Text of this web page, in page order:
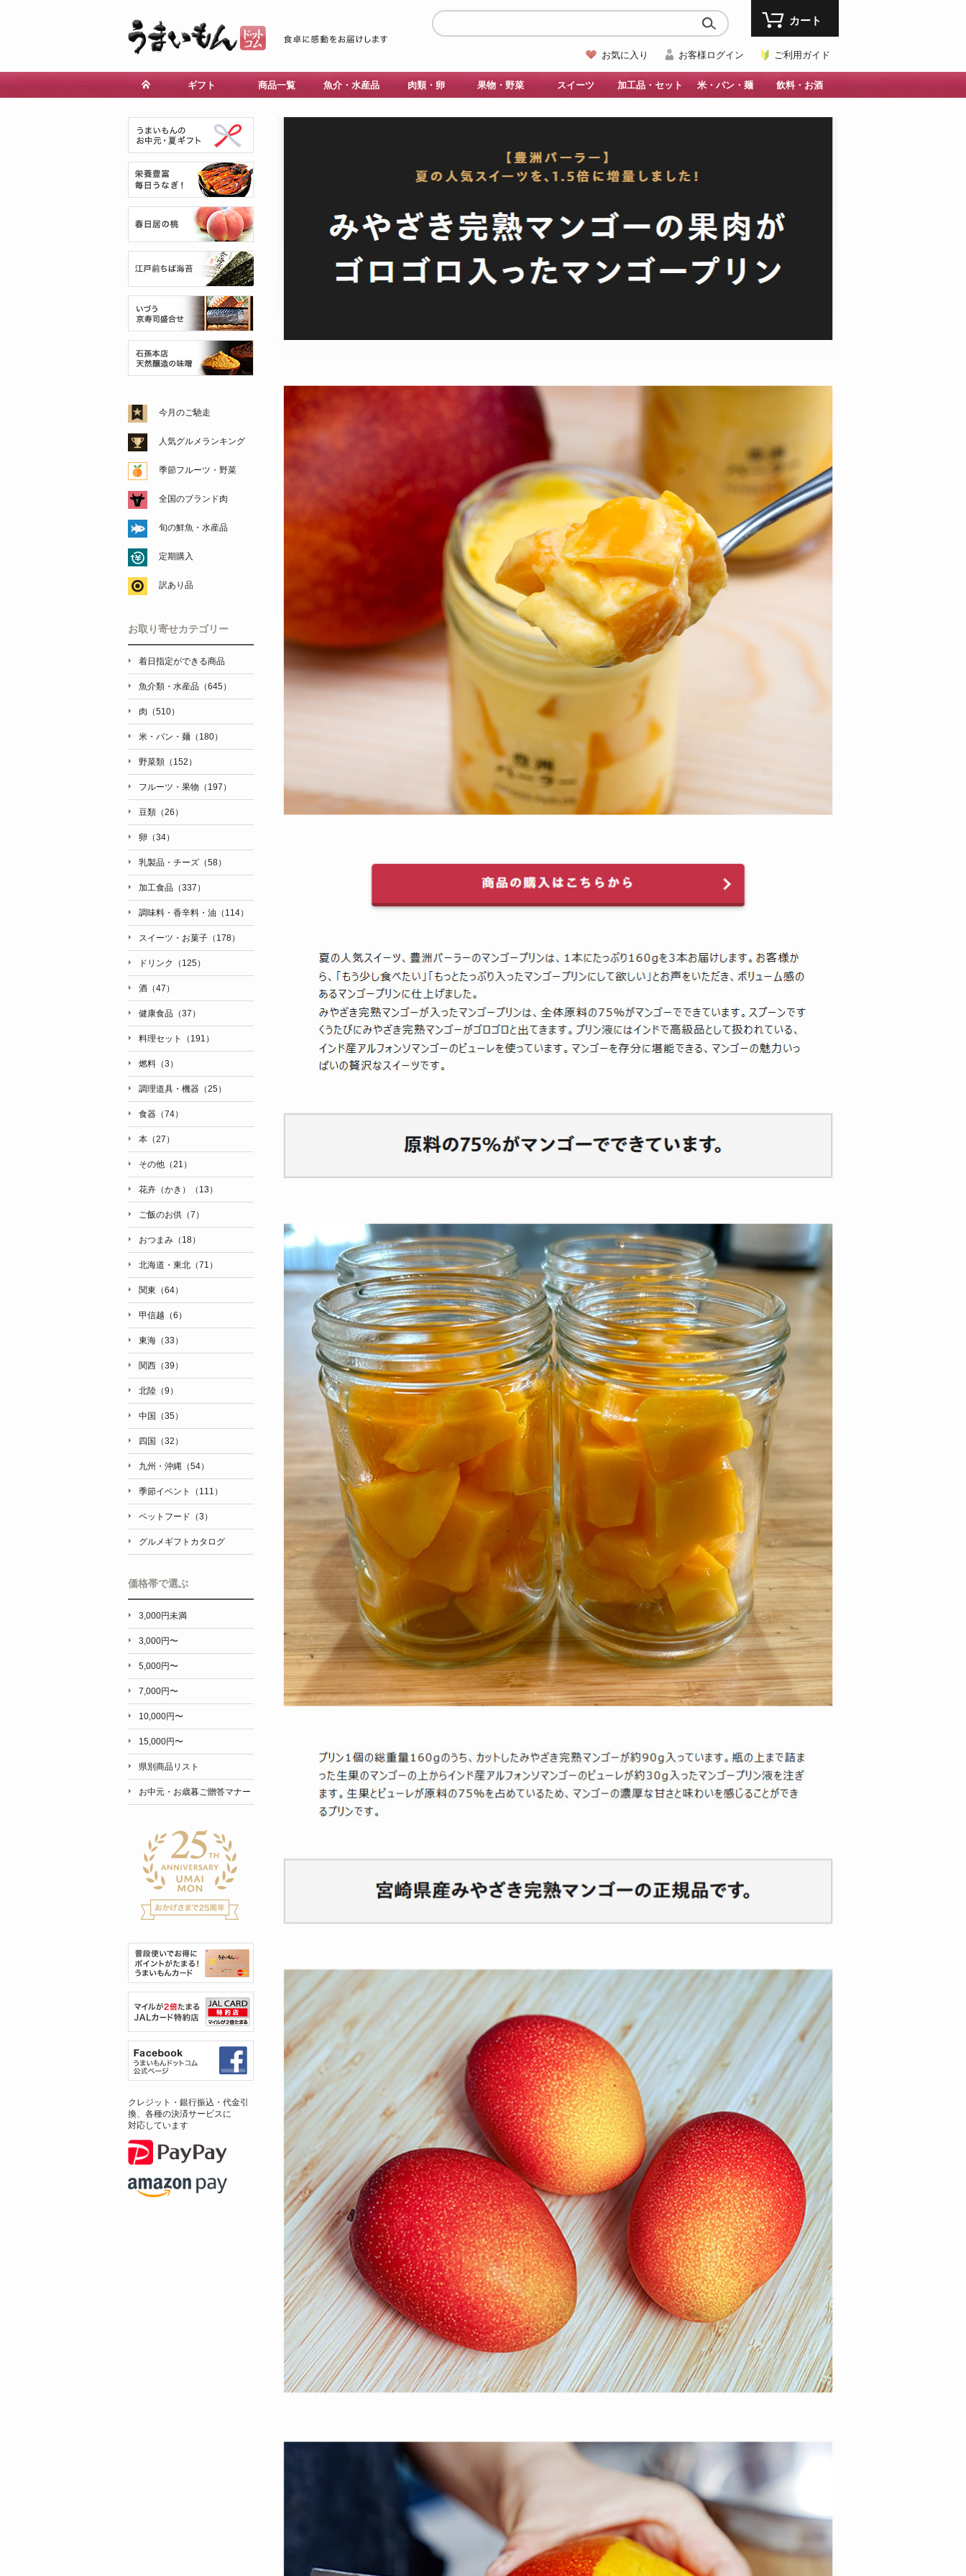
お気に入り お客様ログイン ご利用ガイド
カート
ギフト 商品一覧 魚介・水産品 肉類・卵 果物・野菜 スイーツ 加工品・セット 米・パン・麺 飲料・お酒
今月のご馳走
人気グルメランキング
季節フルーツ・野菜
全国のブランド肉
旬の鮮魚・水産品
定期購入
訳あり品
お取り寄せカテゴリー
着日指定ができる商品
魚介類・水産品（645）
肉（510）
米・パン・麺（180）
野菜類（152）
フルーツ・果物（197）
豆類（26）
卵（34）
乳製品・チーズ（58）
加工食品（337）
調味料・香辛料・油（114）
スイーツ・お菓子（178）
ドリンク（125）
酒（47）
健康食品（37）
料理セット（191）
燃料（3）
調理道具・機器（25）
食器（74）
本（27）
その他（21）
花卉（かき）（13）
ご飯のお供（7）
おつまみ（18）
北海道・東北（71）
関東（64）
甲信越（6）
東海（33）
関西（39）
北陸（9）
中国（35）
四国（32）
九州・沖縄（54）
季節イベント（111）
ペットフード（3）
グルメギフトカタログ
価格帯で選ぶ
3,000円未満
3,000円〜
5,000円〜
7,000円〜
10,000円〜
15,000円〜
県別商品リスト
お中元・お歳暮ご贈答マナー
クレジット・銀行振込・代金引
換、各種の決済サービスに
対応しています